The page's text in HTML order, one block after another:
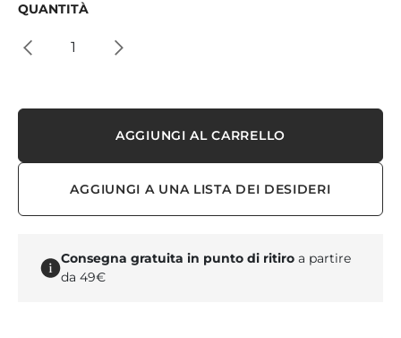
QUANTITÀ
AGGIUNGI AL CARRELLO
AGGIUNGI A UNA LISTA DEI DESIDERI
Consegna gratuita in punto di ritiro a partire
da 49€